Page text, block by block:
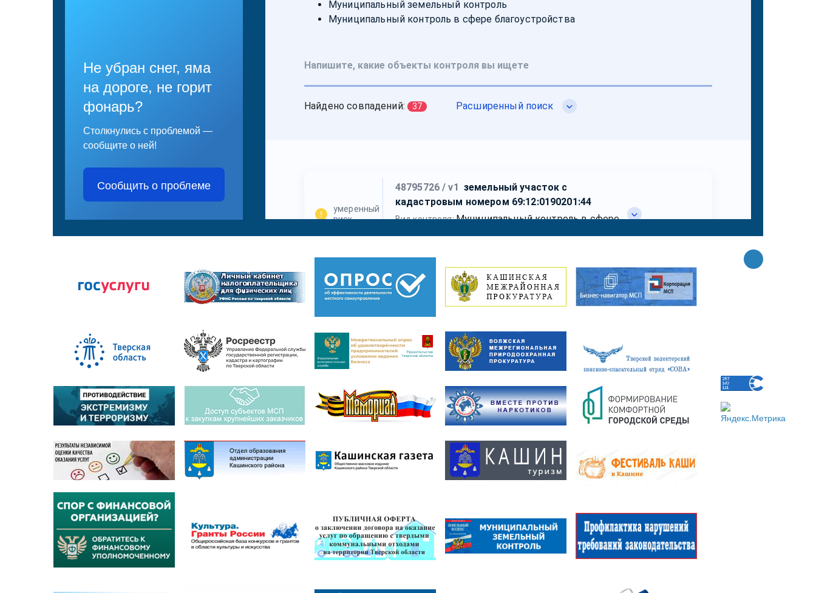
Не убран снег, яма
на дороге, не горит
фонарь?
Столкнулись с проблемой —
сообщите о ней!
Сообщить о проблеме